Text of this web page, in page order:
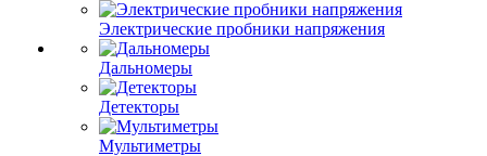
Электрические пробники напряжения
Дальномеры
Детекторы
Мультиметры